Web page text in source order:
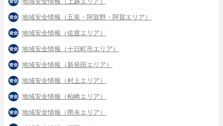
地域安全情報（五泉・阿賀野・阿賀エリア）
地域安全情報（佐渡エリア）
地域安全情報（十日町市エリア）
地域安全情報（新発田エリア）
地域安全情報（村上エリア）
地域安全情報（柏崎エリア）
地域安全情報（県央エリア）